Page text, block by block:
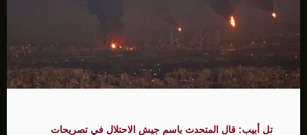
تل أبيب: قال المتحدث باسم جيش الاحتلال في تصريحات